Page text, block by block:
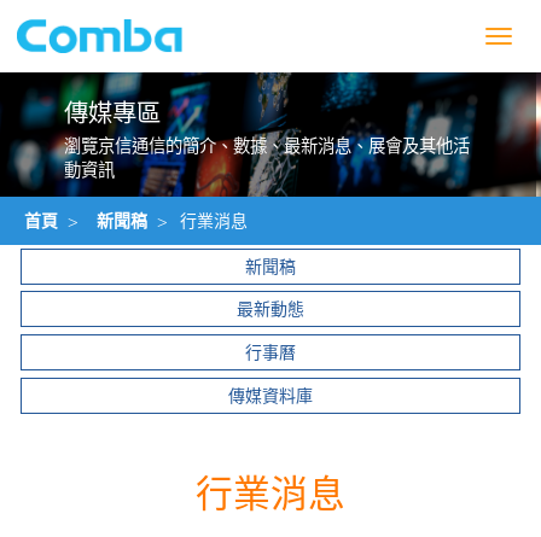
傳媒專區
瀏覽京信通信的簡介、數據、最新消息、展會及其他活
動資訊
首頁 > 新聞稿 > 行業消息
新聞稿
最新動態
行事曆
傳媒資料庫
行業消息